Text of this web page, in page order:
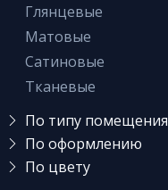
Глянцевые
Матовые
Сатиновые
Тканевые
По типу помещения
В детскую
Для офиса
По оформлению
Светопрозрачные
По цвету